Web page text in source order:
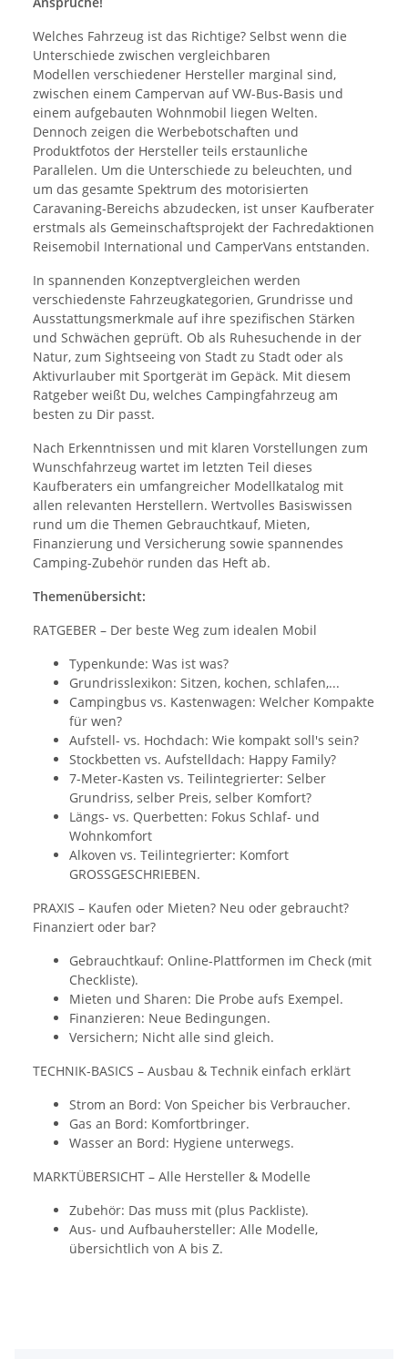
Welches Fahrzeug ist das Richtige? Selbst wenn die
Unterschiede zwischen vergleichbaren
Modellen verschiedener Hersteller marginal sind,
zwischen einem Campervan auf VW-Bus-Basis und
einem aufgebauten Wohnmobil liegen Welten.
Dennoch zeigen die Werbebotschaften und
Produktfotos der Hersteller teils erstaunliche
Parallelen. Um die Unterschiede zu beleuchten, und
um das gesamte Spektrum des motorisierten
Caravaning-Bereichs abzudecken, ist unser Kaufberater
erstmals als Gemeinschaftsprojekt der Fachredaktionen
Reisemobil International und CamperVans entstanden.
In spannenden Konzeptvergleichen werden
verschiedenste Fahrzeugkategorien, Grundrisse und
Ausstattungsmerkmale auf ihre spezifischen Stärken
und Schwächen geprüft. Ob als Ruhesuchende in der
Natur, zum Sightseeing von Stadt zu Stadt oder als
Aktivurlauber mit Sportgerät im Gepäck. Mit diesem
Ratgeber weißt Du, welches Campingfahrzeug am
besten zu Dir passt.
Nach Erkenntnissen und mit klaren Vorstellungen zum
Wunschfahrzeug wartet im letzten Teil dieses
Kaufberaters ein umfangreicher Modellkatalog mit
allen relevanten Herstellern. Wertvolles Basiswissen
rund um die Themen Gebrauchtkauf, Mieten,
Finanzierung und Versicherung sowie spannendes
Camping-Zubehör runden das Heft ab.
Themenübersicht:
RATGEBER – Der beste Weg zum idealen Mobil
Typenkunde: Was ist was?
Grundrisslexikon: Sitzen, kochen, schlafen,...
Campingbus vs. Kastenwagen: Welcher Kompakte
für wen?
Aufstell- vs. Hochdach: Wie kompakt soll's sein?
Stockbetten vs. Aufstelldach: Happy Family?
7-Meter-Kasten vs. Teilintegrierter: Selber
Grundriss, selber Preis, selber Komfort?
Längs- vs. Querbetten: Fokus Schlaf- und
Wohnkomfort
Alkoven vs. Teilintegrierter: Komfort
GROSSGESCHRIEBEN.
PRAXIS – Kaufen oder Mieten? Neu oder gebraucht?
Finanziert oder bar?
Gebrauchtkauf: Online-Plattformen im Check (mit
Checkliste).
Mieten und Sharen: Die Probe aufs Exempel.
Finanzieren: Neue Bedingungen.
Versichern; Nicht alle sind gleich.
TECHNIK-BASICS – Ausbau & Technik einfach erklärt
Strom an Bord: Von Speicher bis Verbraucher.
Gas an Bord: Komfortbringer.
Wasser an Bord: Hygiene unterwegs.
MARKTÜBERSICHT – Alle Hersteller & Modelle
Zubehör: Das muss mit (plus Packliste).
Aus- und Aufbauhersteller: Alle Modelle,
übersichtlich von A bis Z.